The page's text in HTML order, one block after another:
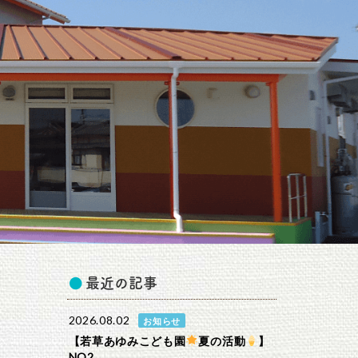
最近の記事
2026.08.02 お知らせ
【若草あゆみこども園 夏の活動
】